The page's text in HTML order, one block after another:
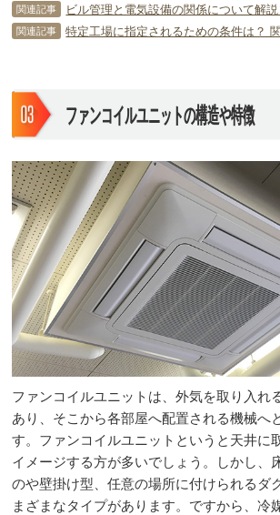
関連記事
関連記事
ファンコイルユニットの構造や特徴
ファンコイルユニットは、外気を取り入れ
あり、そこから各部屋へ配置される機械へ
す。ファンコイルユニットというと天井に
イメージする方が多いでしょう。しかし、
のや壁掛け型、任意の場所に付けられるダ
まざまなタイプがあります。ですから、冷